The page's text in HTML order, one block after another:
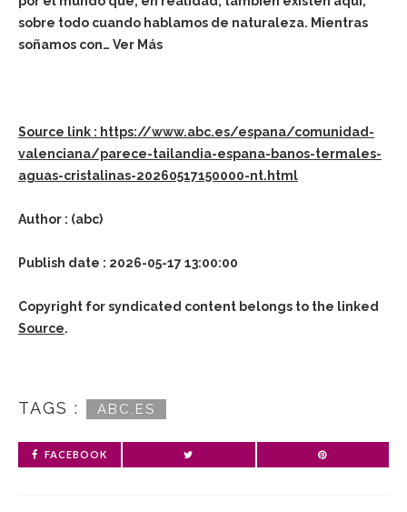
sobre todo cuando hablamos de naturaleza. Mientras
soñamos con… Ver Más
Source link : https://www.abc.es/espana/comunidad-
valenciana/parece-tailandia-espana-banos-termales-
aguas-cristalinas-20260517150000-nt.html
Author : (abc)
Publish date : 2026-05-17 13:00:00
Copyright for syndicated content belongs to the linked
Source.
TAGS : ABC.ES
FACEBOOK